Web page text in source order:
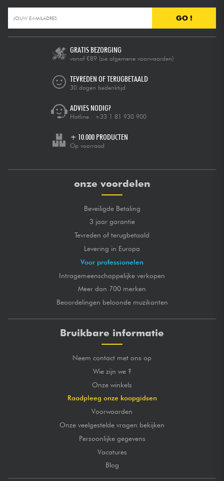
GO !
GRATIS BEZORGING
vanaf €89 (zie algemene voorwaarden)
TEVREDEN OF TERUGBETAALD
30 dagen bedenktijd
ADVIES NODIG?
Hotline : +33 1 81 930 900
+ 10.000 PRODUCTEN
Op voorraad
onze voordelen
Beveiligde Betaling
3 jaar garantie
Tevreden of terugbetaald
Levering in Europa
Voor professionelen
Intragemeenschappelijke verkopen
Meer dan 700 merken
Beoordelingen beloonde muzikanten
Bruikbare informatie
Neem contact met ons op
Wie zijn we ?
Onze winkels
Raadpleeg onze koopgidsen
Voorwaarden
Onze veelgestelde vragen bekijken
Persoonlijke gegevens
Vacatures
Blog